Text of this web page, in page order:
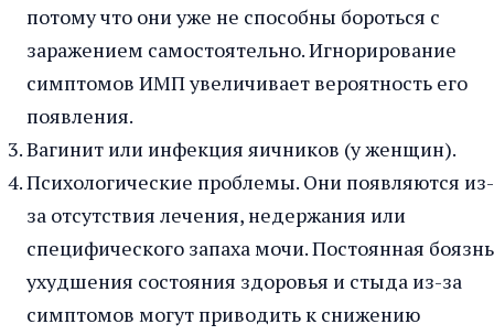
потому что они уже не способны бороться с
заражением самостоятельно. Игнорирование
симптомов ИМП увеличивает вероятность его
появления.
Вагинит или инфекция яичников (у женщин).
Психологические проблемы. Они появляются из-
за отсутствия лечения, недержания или
специфического запаха мочи. Постоянная боязнь
ухудшения состояния здоровья и стыда из-за
симптомов могут приводить к снижению